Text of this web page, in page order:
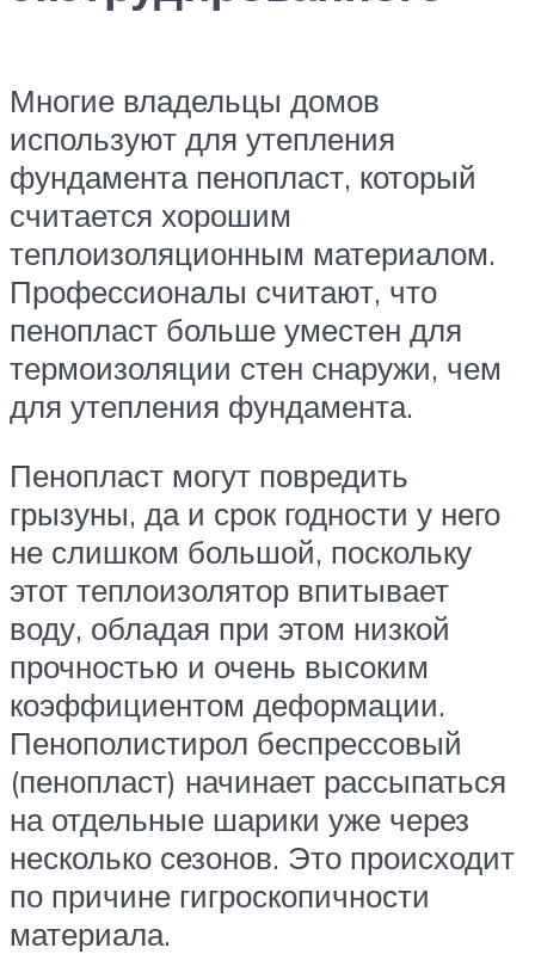
Многие владельцы домов
используют для утепления
фундамента пенопласт, который
считается хорошим
теплоизоляционным материалом.
Профессионалы считают, что
пенопласт больше уместен для
термоизоляции стен снаружи, чем
для утепления фундамента.
Пенопласт могут повредить
грызуны, да и срок годности у него
не слишком большой, поскольку
этот теплоизолятор впитывает
воду, обладая при этом низкой
прочностью и очень высоким
коэффициентом деформации.
Пенополистирол беспрессовый
(пенопласт) начинает рассыпаться
на отдельные шарики уже через
несколько сезонов. Это происходит
по причине гигроскопичности
материала.